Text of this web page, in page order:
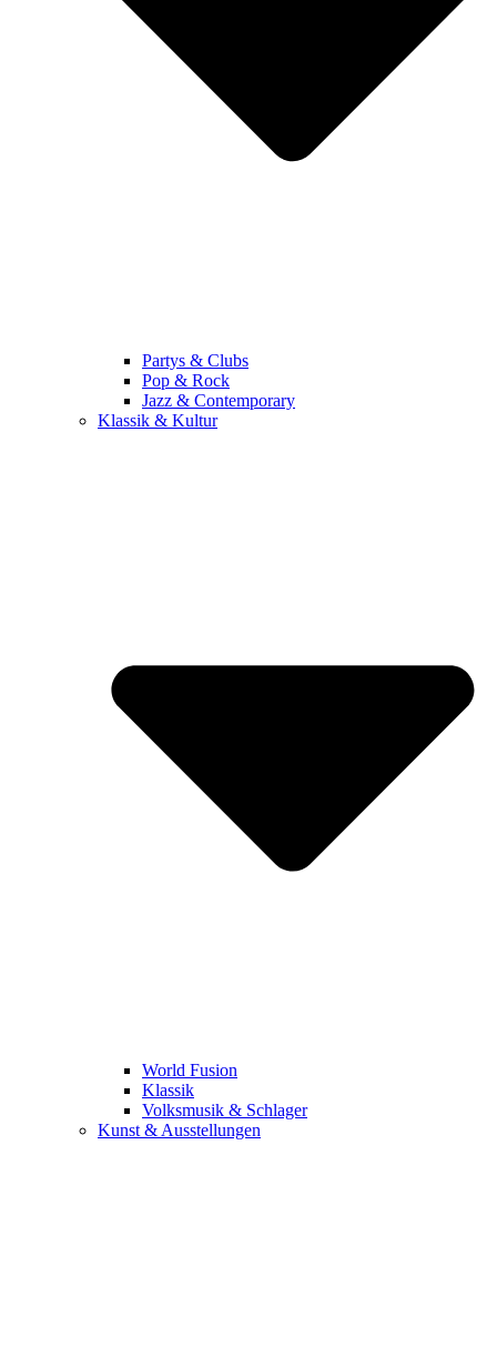
Partys & Clubs
Pop & Rock
Jazz & Contemporary
Klassik & Kultur
World Fusion
Klassik
Volksmusik & Schlager
Kunst & Ausstellungen